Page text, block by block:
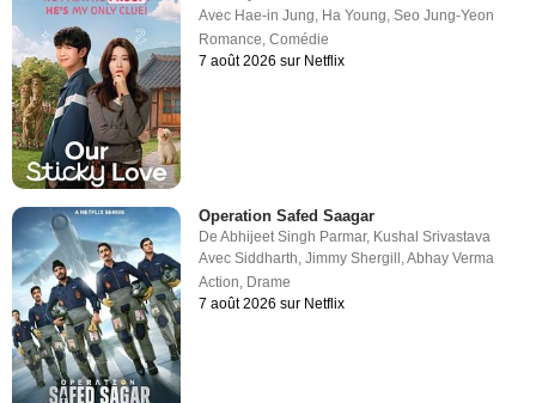
Avec Hae-in Jung Ha Young ,Seo Jung-Yeon
Romance ,Comédie
7 août 2026 sur Netflix
Operation Safed Saagar
DeAbhijeet Singh Parmar, Kushal Srivastava
AvecSiddharth,Jimmy Shergill,Abhay Verma
Action, Drame
7 août 2026 sur Netflix